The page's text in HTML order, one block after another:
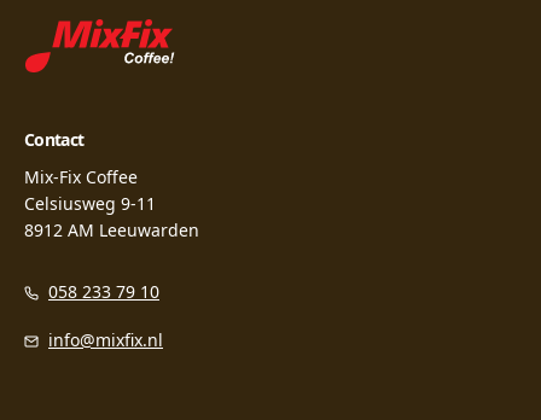
Contact
Mix-Fix Coffee
Celsiusweg 9-11
8912 AM Leeuwarden
058 233 79 10
info@mixfix.nl